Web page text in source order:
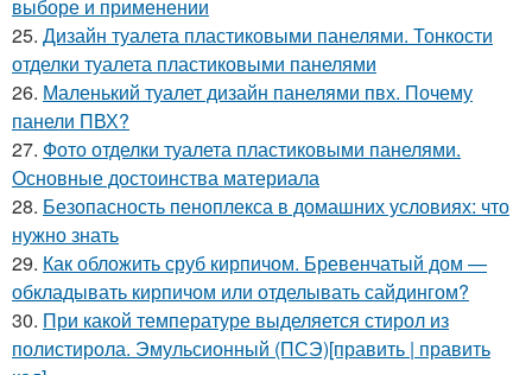
выборе и применении
25. Дизайн туалета пластиковыми панелями. Тонкости
отделки туалета пластиковыми панелями
26. Маленький туалет дизайн панелями пвх. Почему
панели ПВХ?
27. Фото отделки туалета пластиковыми панелями.
Основные достоинства материала
28. Безопасность пеноплекса в домашних условиях: что
нужно знать
29. Как обложить сруб кирпичом. Бревенчатый дом —
обкладывать кирпичом или отделывать сайдингом?
30. При какой температуре выделяется стирол из
полистирола. Эмульсионный (ПСЭ)[править | править